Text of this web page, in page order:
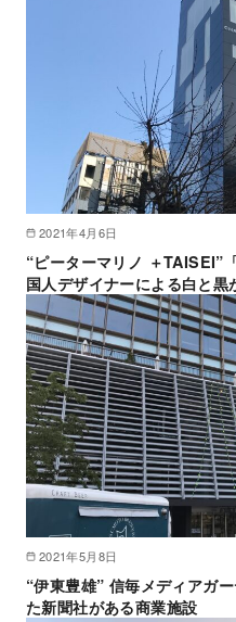
2021年4月6日
“ピーターマリノ ＋TAISEI”
国人デザイナーによる白と
2021年5月8日
“伊東豊雄” 信毎メディアガ
た新聞社がある商業施設